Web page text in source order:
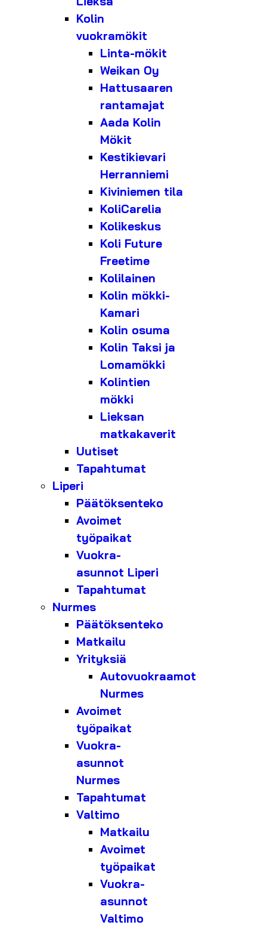
Kolin
vuokramökit
Linta-mökit
Weikan Oy
Hattusaaren
rantamajat
Aada Kolin
Mökit
Kestikievari
Herranniemi
Kiviniemen tila
KoliCarelia
Kolikeskus
Koli Future
Freetime
Kolilainen
Kolin mökki-
Kamari
Kolin osuma
Kolin Taksi ja
Lomamökki
Kolintien
mökki
Lieksan
matkakaverit
Uutiset
Tapahtumat
Liperi
Päätöksenteko
Avoimet
työpaikat
Vuokra-
asunnot Liperi
Tapahtumat
Nurmes
Päätöksenteko
Matkailu
Yrityksiä
Autovuokraamot
Nurmes
Avoimet
työpaikat
Vuokra-
asunnot
Nurmes
Tapahtumat
Valtimo
Matkailu
Avoimet
työpaikat
Vuokra-
asunnot
Valtimo